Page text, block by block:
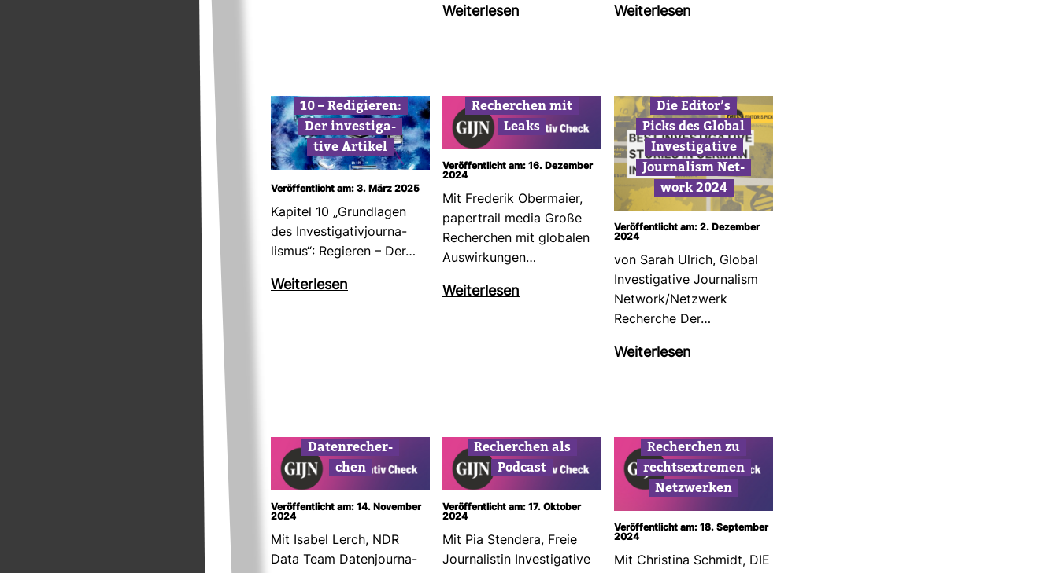
Wei­ter­lesen Wei­ter­lesen
10 – Redi­gieren:
Der inves­ti­ga­
tive Artikel
Veröffentlicht am: 3. März 2025
Kapitel 10 „Grund­lagen
des Inves­ti­ga­ti­vjour­na­
lismus“: Regieren – Der…
Wei­ter­lesen
Recher­chen mit
Leaks
Veröffentlicht am: 16. Dezember
2024
Mit Fre­derik Ober­maier,
paper­trail media Große
Recher­chen mit glo­balen
Aus­wir­kungen…
Wei­ter­lesen
Die Editor’s
Picks des Global
Inves­ti­ga­tive
Jour­na­lism Net­
work 2024
Veröffentlicht am: 2. Dezember
2024
von Sarah Ulrich, Global
Inves­ti­ga­tive Jour­na­lism
Net­work/Netz­werk
Recherche Der…
Wei­ter­lesen
Daten­re­cher­
chen
Veröffentlicht am: 14. November
2024
Mit Isabel Lerch, NDR
Data Team Daten­jour­na­
Recher­chen als
Pod­cast
Veröffentlicht am: 17. Oktober
2024
Mit Pia Sten­dera, Freie
Jour­na­listin Inves­ti­ga­tive
Recher­chen zu
rechts­ex­tremen
Netz­werken
Veröffentlicht am: 18. September
2024
Mit Chris­tina Schmidt, DIE